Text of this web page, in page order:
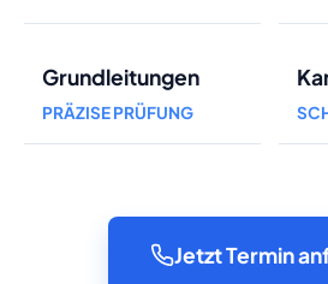
Grundleitungen
PRÄZISE PRÜFUNG
Jetzt Termin